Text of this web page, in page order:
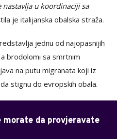
u koordinaciji sa
je italijanska obalska straža.
jednu od najopasnijih
brodolomi sa smrtnim
na putu migranata koji iz
stignu do evropskih obala.
morate da provjeravate